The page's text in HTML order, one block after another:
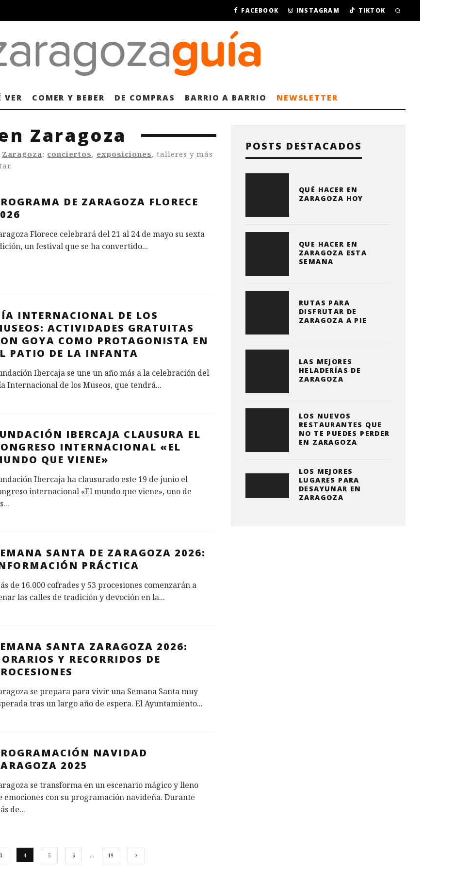
FACEBOOK INSTAGRAM TIKTOK
VER COMER Y BEBER DE COMPRAS BARRIO A BARRIO NEWSLETTER
Zaragoza
Zaragoza: conciertos, exposiciones, talleres y más
DE ZARAGOZA FLORECE
Florece celebrará del 21 al 24 de mayo su sexta
un festival que se ha convertido...
INTERNACIONAL DE LOS
ACTIVIDADES GRATUITAS
GOYA COMO PROTAGONISTA EN
PATIO DE LA INFANTA
Ibercaja se une un año más a la celebración del
Internacional de los Museos, que tendrá...
IBERCAJA CLAUSURA EL
INTERNACIONAL «EL
QUE VIENE»
Ibercaja ha clausurado este 19 de junio el
internacional «El mundo que viene», uno de
...
SANTA DE ZARAGOZA 2026:
PRÁCTICA
de 16.000 cofrades y 53 procesiones comenzarán a
las calles de tradición y devoción en la...
SANTA ZARAGOZA 2026:
Y RECORRIDOS DE
se prepara para vivir una Semana Santa muy
tras un largo año de espera. El Ayuntamiento...
NAVIDAD
2025
se transforma en un escenario mágico y lleno
emociones con su programación navideña. Durante
de...
3 4 5 6 … 19
POSTS DESTACADOS
QUÉ HACER EN
ZARAGOZA HOY
QUE HACER EN
ZARAGOZA ESTA
SEMANA
RUTAS PARA
DISFRUTAR DE
ZARAGOZA A PIE
LAS MEJORES
HELADERÍAS DE
ZARAGOZA
LOS NUEVOS
RESTAURANTES QUE
NO TE PUEDES PERDER
EN ZARAGOZA
LOS MEJORES
LUGARES PARA
DESAYUNAR EN
ZARAGOZA